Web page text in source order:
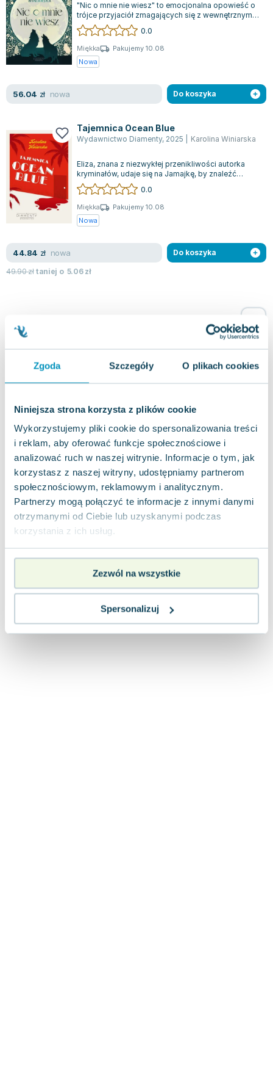
Zgoda Szczegóły O plikach cookies
Niniejsza strona korzysta z plików cookie
Wykorzystujemy pliki cookie do spersonalizowania treści
i reklam, aby oferować funkcje społecznościowe i
analizować ruch w naszej witrynie. Informacje o tym, jak
korzystasz z naszej witryny, udostępniamy partnerom
społecznościowym, reklamowym i analitycznym.
Partnerzy mogą połączyć te informacje z innymi danymi
otrzymanymi od Ciebie lub uzyskanymi podczas
korzystania z ich usług.
Zezwól na wszystkie
Spersonalizuj
Joseph Murphy
Jan Sztaudynger
Aleksander Puszkin
Oscar Wilde
Leszek Czarnecki
Maria Seweryn
Janina Zającówna
Eric Helms
Anna Prus (oprac.)
Nela Mała Reporterka
Agnieszka Maciąg
Virginia Woolf
Lorraine Warren
Jacek Walkiewicz
"Nic o mnie nie wiesz" to emocjonalna opowieść o
trójce przyjaciół zmagających się z wewnętrznymi
konfliktami oraz nieosiągniętymi...
0.0
Miękka
Pakujemy 10.08
Nowa
56.04 zł nowa Do koszyka
Tajemnica Ocean Blue
Wydawnictwo Diamenty, 2025 Karolina Winiarska
Eliza, znana z niezwykłej przenikliwości autorka
kryminałów, udaje się na Jamajkę, by znaleźć
inspirację do nowej powieści. Wybrał...
0.0
Miękka
Pakujemy 10.08
Nowa
44.84 zł nowa
49.90złtaniej o 5.06zł
Do koszyka